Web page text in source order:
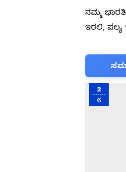
ನಮ್ಮ
ಇರಲಿ, ಪಲ್ಯ
2
6